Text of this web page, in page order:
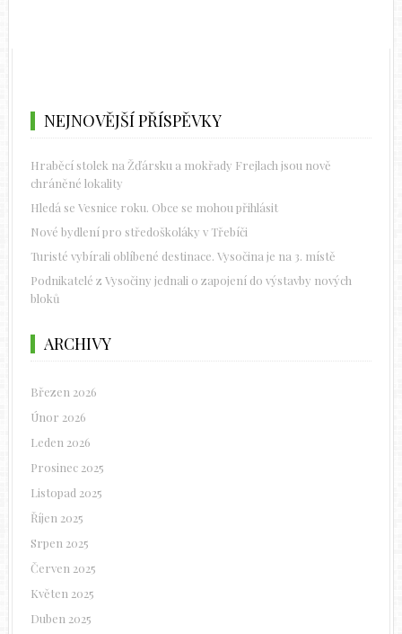
NEJNOVĚJŠÍ PŘÍSPĚVKY
Hraběcí stolek na Žďársku a mokřady Frejlach jsou nově
chráněné lokality
Hledá se Vesnice roku. Obce se mohou přihlásit
Nové bydlení pro středoškoláky v Třebíči
Turisté vybírali oblíbené destinace. Vysočina je na 3. místě
Podnikatelé z Vysočiny jednali o zapojení do výstavby nových
bloků
ARCHIVY
Březen 2026
Únor 2026
Leden 2026
Prosinec 2025
Listopad 2025
Říjen 2025
Srpen 2025
Červen 2025
Květen 2025
Duben 2025